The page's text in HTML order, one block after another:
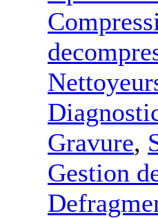
Gravure,
Gestion